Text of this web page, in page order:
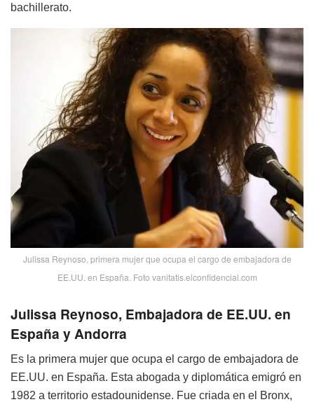
bachillerato.
Julissa Reynoso, primera mujer que ocupa el cargo de embajadora de
EE.UU. en España. Foto vanitatis.elconfidencial.com
Julissa Reynoso, Embajadora de EE.UU. en
España y Andorra
Es la primera mujer que ocupa el cargo de embajadora de
EE.UU. en España. Esta abogada y diplomática emigró en
1982 a territorio estadounidense. Fue criada en el Bronx,